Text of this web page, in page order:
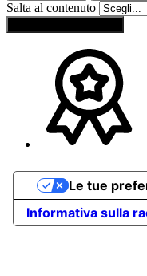
Salta al contenuto
Informativa sulla
Le tue